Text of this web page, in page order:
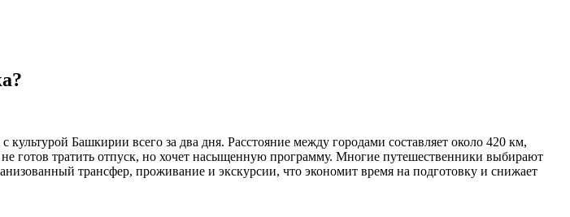
Башкирии всего за два дня. Расстояние между городами составляет около 420 км,
готов тратить отпуск, но хочет насыщенную программу. Многие путешественники выбирают
трансфер, проживание и экскурсии, что экономит время на подготовку и снижает